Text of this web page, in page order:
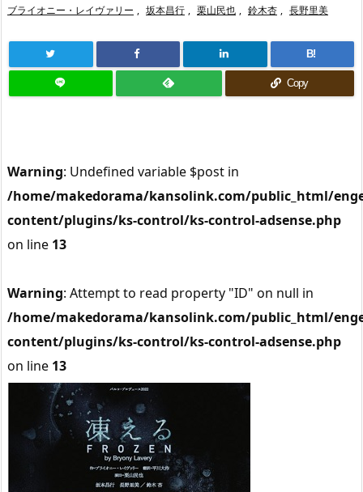
ブライオニー・レイヴァリー , 坂本昌行 , 栗山民也 , 鈴木杏 , 長野里美
B!
Copy
Warning: Undefined variable $post in
/home/makedorama/kansolink.com/public_html/
content/plugins/ks-control/ks-control-adsense.php
on line 13
Warning: Attempt to read property "ID" on null in
/home/makedorama/kansolink.com/public_html/
content/plugins/ks-control/ks-control-adsense.php
on line 13